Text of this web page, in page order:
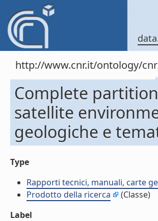
http://www.cnr.it/ontology/
Complete
satellite
geologiche e
Type
Rapporti tecnici, manuali, carte
Prodotto della ricerca
(Classe)
Label